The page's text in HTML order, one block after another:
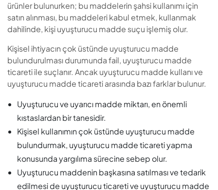
ürünler bulunurken; bu maddelerin şahsi kullanımı için
satın alınması, bu maddeleri kabul etmek, kullanmak
dahilinde, kişi uyuşturucu madde suçu işlemiş olur.
Kişisel ihtiyacın çok üstünde uyuşturucu madde
bulundurulması durumunda fail, uyuşturucu madde
ticareti ile suçlanır. Ancak uyuşturucu madde kullanı ve
uyuşturucu madde ticareti arasında bazı farklar bulunur.
Uyuşturucu ve uyarıcı madde miktarı, en önemli
kıstaslardan bir tanesidir.
Kişisel kullanımın çok üstünde uyuşturucu madde
bulundurmak, uyuşturucu madde ticareti yapma
konusunda yargılıma sürecine sebep olur.
Uyuşturucu maddenin başkasına satılması ve tedarik
edilmesi de uyuşturucu ticareti ve uyuşturucu madde